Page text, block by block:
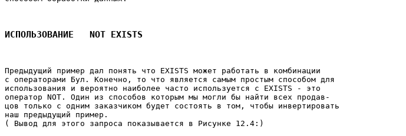
ИСПОЛЬЗОВАНИЕ   NOT EXISTS
Предыдущий пример дал понять что EXISTS может работать в комбинации
с операторами Бул. Конечно, то что является самым простым способом для
использования и вероятно наиболее часто используется с EXISTS - это
оператор NOT. Один из способов которым мы могли бы найти всех продав-
цов только с одним заказчиком будет состоять в том, чтобы инвертировать
наш предыдущий пример.
( Вывод для этого запроса показывается в Рисунке 12.4:)